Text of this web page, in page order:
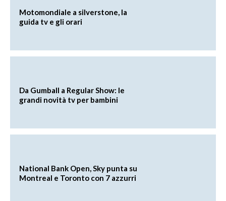
Motomondiale a silverstone, la
guida tv e gli orari
Da Gumball a Regular Show: le
grandi novità tv per bambini
National Bank Open, Sky punta su
Montreal e Toronto con 7 azzurri